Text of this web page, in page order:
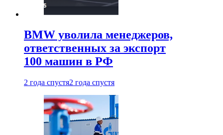
BMW уволила менеджеров,
ответственных за экспорт
100 машин в РФ
2 года спустя2 года спустя